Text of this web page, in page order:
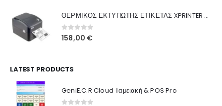
160,00 €. είναι:
ΘΕΡΜΙΚΟΣ ΕΚΤΥΠΩΤΗΣ ΕΤΙΚΕΤΑΣ XPRINTER XP-420B
0out of 5
158,00 €
LATEST PRODUCTS
GeniE.C.R Cloud Ταμειακή & POS Pro
Γιατί Εμάς
Blog
Όροι Χρήσης